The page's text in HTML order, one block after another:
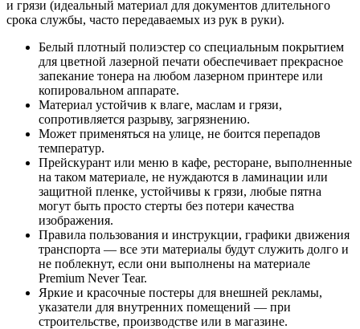
и грязи (идеальный материал для документов длительного
срока службы, часто передаваемых из рук в руки).
Белый плотный полиэстер со специальным покрытием
для цветной лазерной печати обеспечивает прекрасное
запекание тонера на любом лазерном принтере или
копировальном аппарате.
Материал устойчив к влаге, маслам и грязи,
сопротивляется разрыву, загрязнению.
Может применяться на улице, не боится перепадов
температур.
Прейскурант или меню в кафе, ресторане, выполненные
на таком материале, не нуждаются в ламинации или
защитной пленке, устойчивы к грязи, любые пятна
могут быть просто стерты без потери качества
изображения.
Правила пользования и инструкции, графики движения
транспорта — все эти материалы будут служить долго и
не поблекнут, если они выполнены на материале
Premium Never Tear.
Яркие и красочные постеры для внешней рекламы,
указатели для внутренних помещений — при
строительстве, производстве или в магазине.